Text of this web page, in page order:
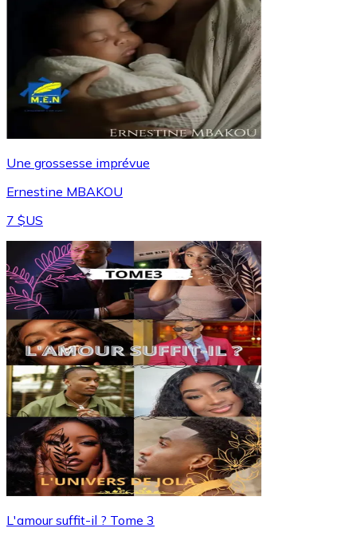
Une grossesse imprévue
Ernestine MBAKOU
7 $US
L'amour suffit-il ? Tome 3